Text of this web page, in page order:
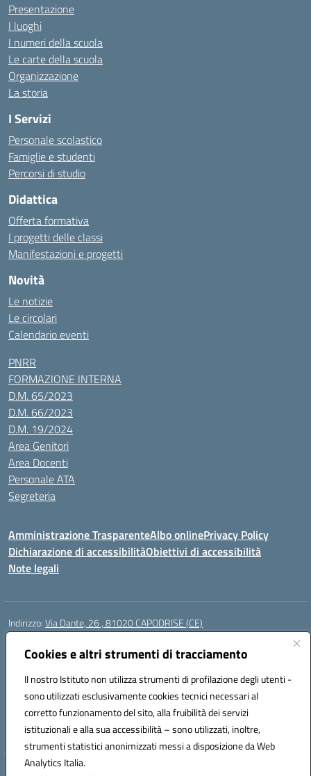
Cookies e altri strumenti di tracciamento
Il nostro Istituto non utilizza strumenti di profilazione degli utenti -
sono utilizzati esclusivamente cookies tecnici necessari al
corretto funzionamento del sito, alla fruibilità dei servizi
istituzionali e alla sua accessibilità – sono utilizzati, inoltre,
strumenti statistici anonimizzati messi a disposizione da Web
Analytics Italia.
Presentazione
I luoghi
I numeri della scuola
Le carte della scuola
Organizzazione
La storia
I Servizi
Personale scolastico
Famiglie e studenti
Percorsi di studio
Didattica
Offerta formativa
I progetti delle classi
Manifestazioni e progetti
Novità
Le notizie
Le circolari
Calendario eventi
PNRR
FORMAZIONE INTERNA
D.M. 65/2023
D.M. 66/2023
D.M. 19/2024
Area Genitori
Area Docenti
Personale ATA
Segreteria
Amministrazione TrasparenteAlbo onlinePrivacy Policy
Dichiarazione di accessibilitàObiettivi di accessibilità
Note legali
Indirizzo:Via Dante, 26 , 81020 CAPODRISE (CE)
Centralino:
Posta elettronica certificata (PEC):CEIC83000V@pec.istruzione.it
Codice fiscale: 80103200616
Codice meccanografico:CEIC83000V
Codice Indice delle Pubbliche Amministrazioni (IPA): istsc_ceic83000v
Codice unico di fatturazione (CUF): UFO76N